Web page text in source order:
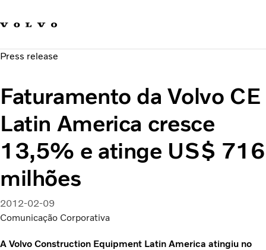
Carreira
Sustentabilidade e Segurança
Press release
Faturamento da Volvo CE
Latin America cresce
13,5% e atinge US$ 716
milhões
2012-02-09
Comunicação Corporativa
A Volvo Construction Equipment Latin America atingiu no